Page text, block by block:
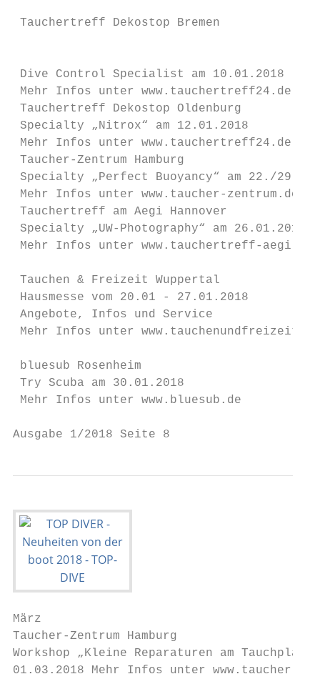
Tauchertreff Dekostop Bremen
Dive Control Specialist am 10.01.2018
Mehr Infos unter www.tauchertreff24.de
Tauchertreff Dekostop Oldenburg
Specialty „Nitrox“ am 12.01.2018
Mehr Infos unter www.tauchertreff24.de
Taucher-Zentrum Hamburg
Specialty „Perfect Buoyancy“ am 22./
Mehr Infos unter www.taucher-
Tauchertreff am Aegi Hannover
Specialty „UW-Photography“ am
Mehr Infos unter www.tauchertreff-
Tauchen & Freizeit Wuppertal
Hausmesse vom 20.01 - 27.01.2018
Angebote, Infos und Service
Mehr Infos unter
bluesub Rosenheim
Try Scuba am 30.01.2018
Mehr Infos unter www.bluesub.de
Ausgabe 1/2018 Seite 8
März
Taucher-Zentrum Hamburg
Workshop „Kleine Reparaturen am
01.03.2018 Mehr Infos unter www.taucher-